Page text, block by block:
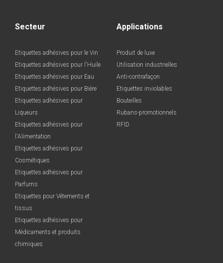
Secteur
Etiquettes adhésives pour le Vin
Etiquettes adhésives pour l'Huile
Etiquettes adhésives pour Eau
Etiquettes adhésives pour Bière
Etiquettes adhésives pour
Liqueurs
Etiquettes adhésives pour
l'Alimentation
Etiquettes adhésives pour
Cosmétiques
Etiquettes adhésives pour
Parfums
Etiquettes pour Vêtements et
tissus
Etiquettes adhésives pour
Médicaments et produits
chimiques
Applications
Produit de luxe
Utilisation industrielles
Anti-contrafaçon
Etiquettes inviolables
Bouteilles
Rubans-promotionnels
RFID